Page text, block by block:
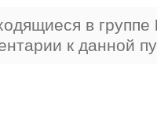
в группе
к данной